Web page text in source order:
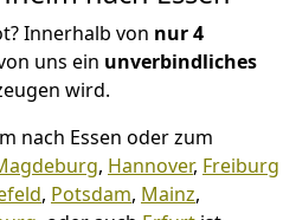
Innerhalb von nur 4
uns ein unverbindliches
wird.
nach Essen oder zum
, Hannover, Freiburg
, Potsdam, Mainz,